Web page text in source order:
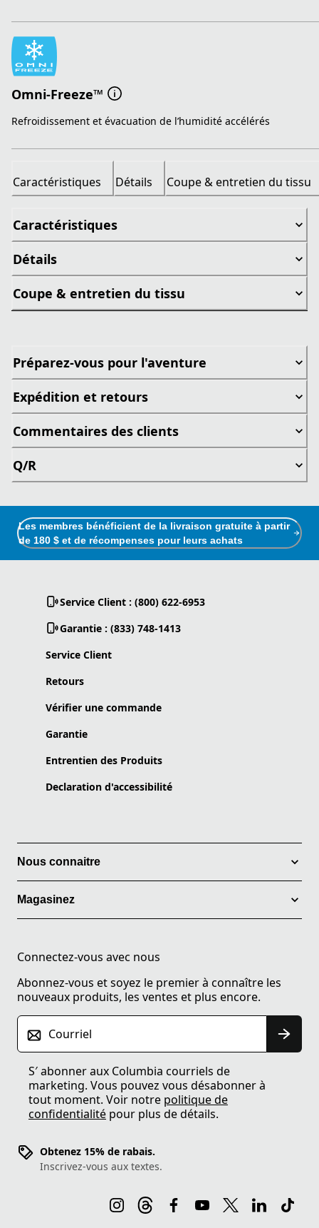
Omni-Freeze™
Refroidissement et évacuation de l’humidité accélérés
Caractéristiques Détails Coupe & entretien du tissu
Caractéristiques
Détails
Coupe & entretien du tissu
Préparez-vous pour l'aventure
Expédition et retours
Commentaires des clients
Q/R
Les membres bénéficient de la livraison gratuite à partir
de 180 $ et de récompenses pour leurs achats
Service Client : (800) 622-6953
Garantie : (833) 748-1413
Service Client
Retours
Vérifier une commande
Garantie
Entrentien des Produits
Declaration d'accessibilité
Nous connaitre
Magasinez
Connectez-vous avec nous
Abonnez-vous et soyez le premier à connaître les
nouveaux produits, les ventes et plus encore.
Courriel
S′ abonner aux Columbia courriels de
marketing. Vous pouvez vous désabonner à
tout moment. Voir notre politique de
confidentialité pour plus de détails.
Obtenez 15% de rabais.
Inscrivez-vous aux textes.